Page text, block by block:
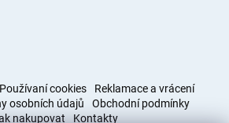
Používaní cookies
Reklamace a vrácení
osobních údajů
Obchodní podmínky
nakupovat
Kontakty